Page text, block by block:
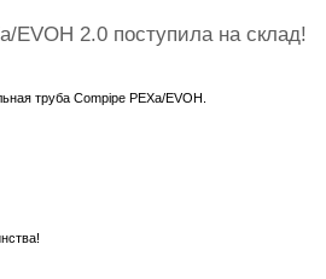
EVOH 2.0 поступила на склад!
труба Compipe PEXa/EVOH.